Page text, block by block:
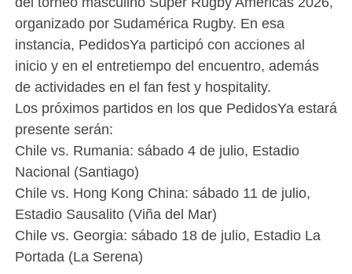
organizado por Sudamérica Rugby. En esa
instancia, PedidosYa participó con acciones al
inicio y en el entretiempo del encuentro, además
de actividades en el fan fest y hospitality.
Los próximos partidos en los que PedidosYa estará
presente serán:
Chile vs. Rumania: sábado 4 de julio, Estadio
Nacional (Santiago)
Chile vs. Hong Kong China: sábado 11 de julio,
Estadio Sausalito (Viña del Mar)
Chile vs. Georgia: sábado 18 de julio, Estadio La
Portada (La Serena)